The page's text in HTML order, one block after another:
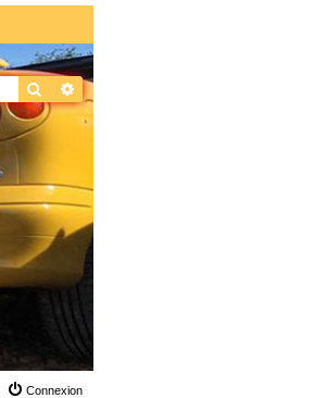
RechercherRecherche avancée
Connexion